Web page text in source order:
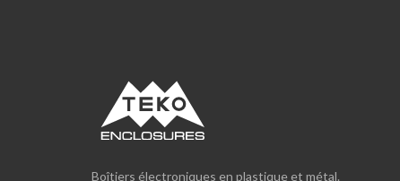
Boîtiers électroniques en plastique et métal.